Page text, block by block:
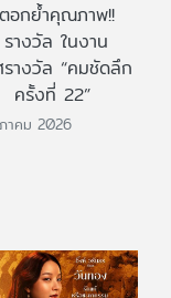
ตอกย้ำคุณภาพ!!
างวัล ในงาน
รางวัล “คมชัดลึก
ครั้งที่ 22”
าคม 2026